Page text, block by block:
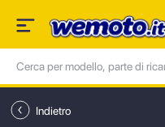
Indietro